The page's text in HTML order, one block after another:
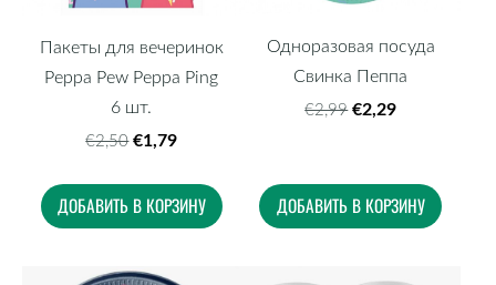
Пакеты для вечеринок
Peppa Pew Peppa Ping
6 шт.
€2,50 €1,79
ДОБАВИТЬ В КОРЗИНУ
Одноразовая посуда
Свинка Пеппа
€2,99 €2,29
ДОБАВИТЬ В КОРЗИНУ